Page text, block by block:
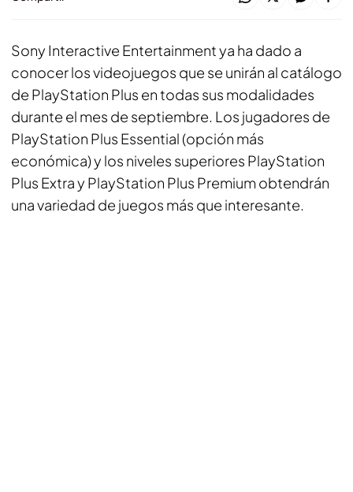
Sony Interactive Entertainment ya ha dado a
conocer los videojuegos que se unirán al catálogo
de PlayStation Plus en todas sus modalidades
durante el mes de septiembre. Los jugadores de
PlayStation Plus Essential (opción más
económica) y los niveles superiores PlayStation
Plus Extra y PlayStation Plus Premium obtendrán
una variedad de juegos más que interesante.